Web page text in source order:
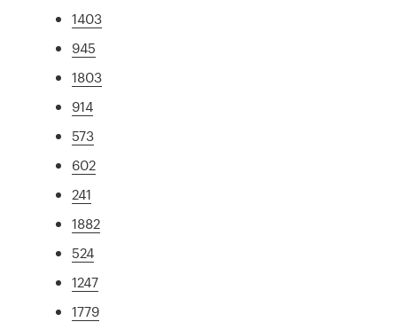
1403
945
1803
914
573
602
241
1882
524
1247
1779